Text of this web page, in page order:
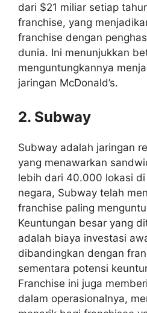
dari $21 miliar setiap
franchise, yang
franchise dengan
dunia. Ini menunjukkan
menguntungkannya
jaringan McDonald’s.
2. Subway
Subway adalah jaringan
yang menawarkan
lebih dari 40.000 lokasi
negara, Subway telah
franchise paling
Keuntungan besar yang
adalah biaya investasi
dibandingkan dengan
sementara potensi
Franchise ini juga
dalam operasionalnya,